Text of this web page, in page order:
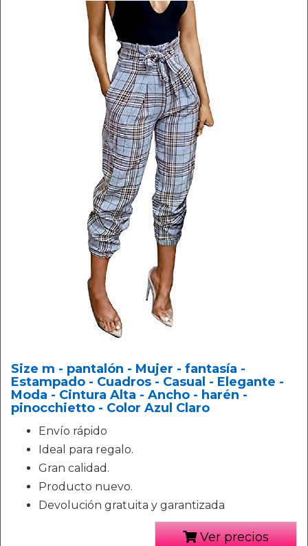
Size m - pantalón - Mujer - fantasía -
Estampado - Cuadros - Casual - Elegante -
Moda - Cintura Alta - Ancho - harén -
pinocchietto - Color Azul Claro
Envío rápido
Ideal para regalo.
Gran calidad.
Producto nuevo.
Devolución gratuita y garantizada
Ver precios